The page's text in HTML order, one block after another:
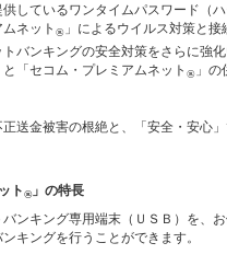
しているワンタイムパスワード（
ネット ®」によるウイルス対策と接
バンキングの安全対策をさらに強
「セコム・プレミアムネット ®」の
送金被害の根絶と、「安全・安心
ト®」の特長
ンキング専用端末（ＵＳＢ）を、
キングを行うことができます。